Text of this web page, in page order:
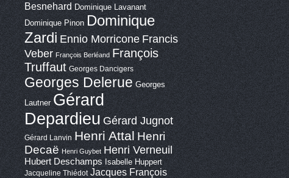
Besnehard Dominique Lavanant
Dominique Pinon Dominique
Zardi Ennio Morricone Francis
Veber François Berléand François
Truffaut Georges Dancigers
Georges Delerue Georges
Lautner Gérard
Depardieu Gérard Jugnot
Gérard Lanvin Henri Attal Henri
Decaë Henri Guybet Henri Verneuil
Hubert Deschamps Isabelle Huppert
Jacqueline Thiédot Jacques François